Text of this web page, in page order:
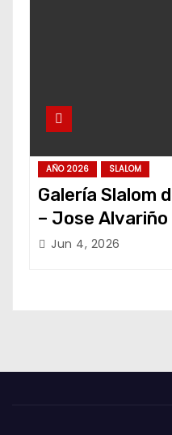
AÑO 2026 SLALOM
Galería Slalom
– Jose Alvariño
Jun 4, 2026